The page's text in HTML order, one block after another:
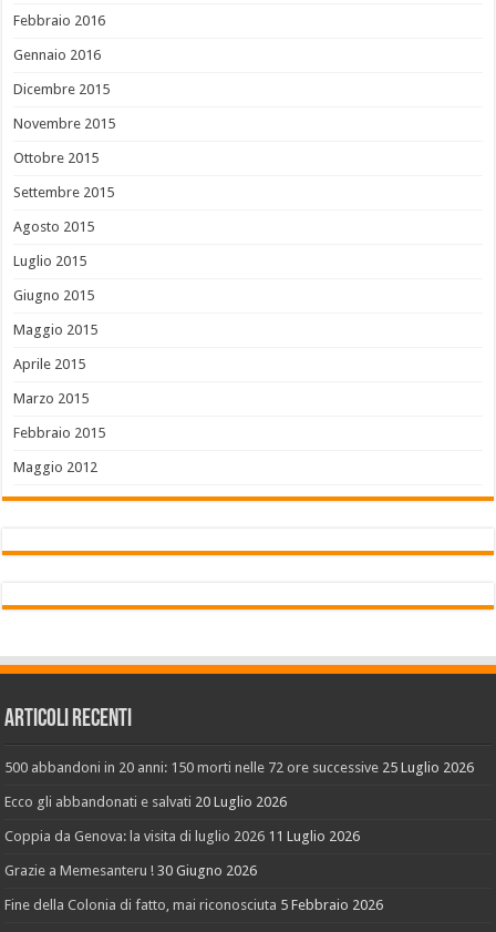
Febbraio 2016
Gennaio 2016
Dicembre 2015
Novembre 2015
Ottobre 2015
Settembre 2015
Agosto 2015
Luglio 2015
Giugno 2015
Maggio 2015
Aprile 2015
Marzo 2015
Febbraio 2015
Maggio 2012
Articoli recenti
500 abbandoni in 20 anni: 150 morti nelle 72 ore successive 25 Luglio 2026
Ecco gli abbandonati e salvati 20 Luglio 2026
Coppia da Genova: la visita di luglio 2026 11 Luglio 2026
Grazie a Memesanteru ! 30 Giugno 2026
Fine della Colonia di fatto, mai riconosciuta 5 Febbraio 2026